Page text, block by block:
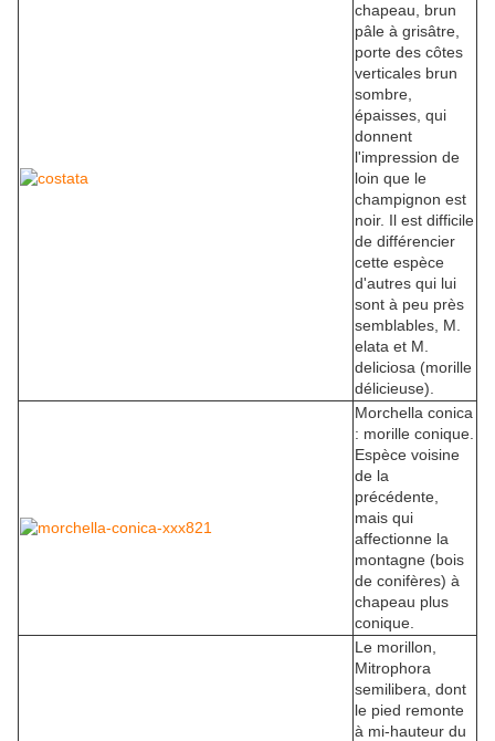
chapeau, brun
pâle à grisâtre,
porte des côtes
verticales brun
sombre,
épaisses, qui
donnent
l'impression de
loin que le
champignon est
noir. Il est difficile
de différencier
cette espèce
d'autres qui lui
sont à peu près
semblables, M.
elata et M.
deliciosa (morille
délicieuse).
Morchella conica
: morille conique.
Espèce voisine
de la
précédente,
mais qui
affectionne la
montagne (bois
de conifères) à
chapeau plus
conique.
Le morillon,
Mitrophora
semilibera, dont
le pied remonte
à mi-hauteur du